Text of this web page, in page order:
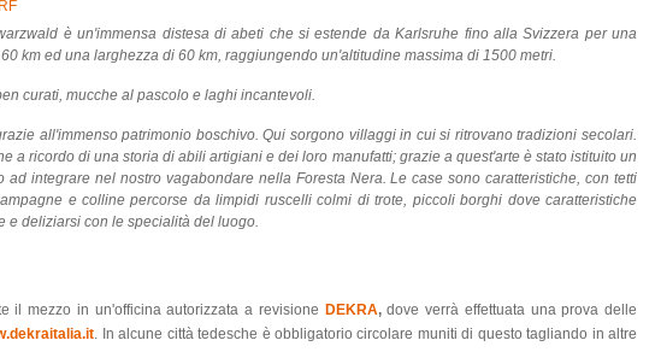
è un'immensa distesa di abeti che si estende da Karlsruhe fino alla Svizzera per una
km ed una larghezza di 60 km, raggiungendo un'altitudine massima di 1500 metri.
curati, mucche al pascolo e laghi incantevoli.
all'immenso patrimonio boschivo. Qui sorgono villaggi in cui si ritrovano tradizioni secolari.
a ricordo di una storia di abili artigiani e dei loro manufatti; grazie a quest'arte è stato istituito un
integrare nel nostro vagabondare nella Foresta Nera. Le case sono caratteristiche, con tetti
e colline percorse da limpidi ruscelli colmi di trote, piccoli borghi dove caratteristiche
e deliziarsi con le specialità del luogo.
il mezzo in un'officina autorizzata a revisione DEKRA,dove verrà effettuata una prova delle
. In alcune città tedesche è obbligatorio circolare muniti di questo tagliando in altre